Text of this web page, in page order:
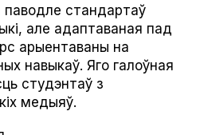
паводле стандартаў
але адаптаваная пад
арыентаваны на
навыкаў. Яго галоўная
студэнтаў з
медыяў.